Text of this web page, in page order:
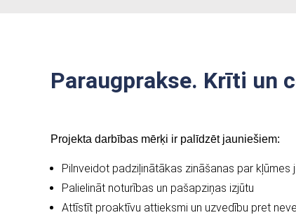
Paraugprakse. Krīti un
Projekta darbības mērķi ir palīdzēt jauniešiem:
Pilnveidot padziļinātākas zināšanas par
Palielināt noturības un pašapziņas izjūtu
Attīstīt proaktīvu attieksmi un uzvedību pret